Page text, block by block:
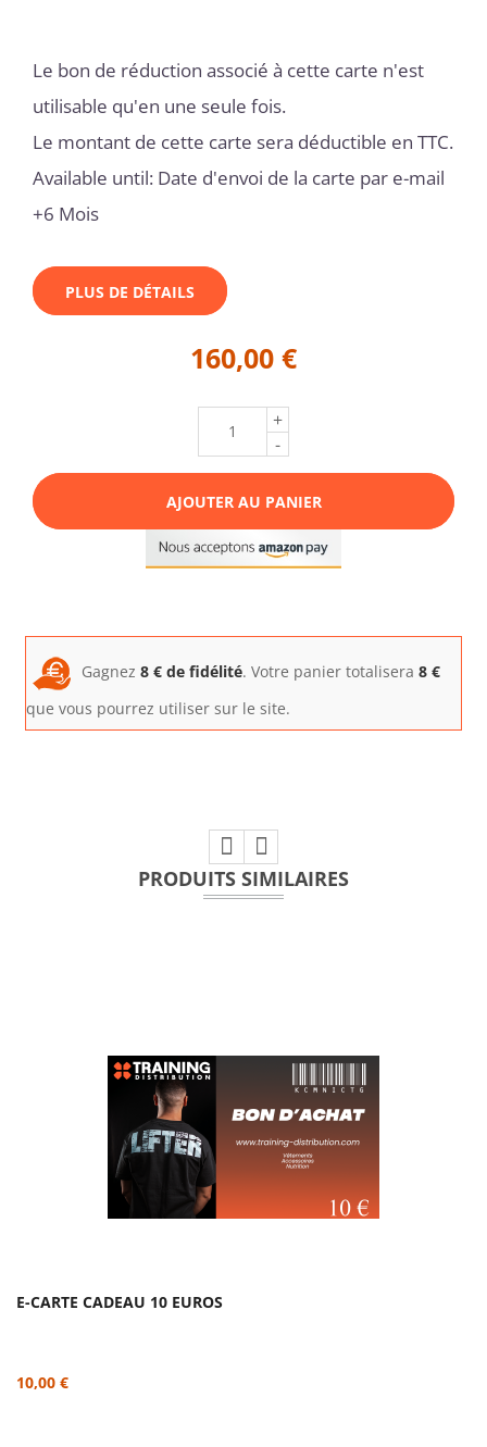
Le bon de réduction associé à cette carte n'est
utilisable qu'en une seule fois.
Le montant de cette carte sera déductible en TTC.
Available until: Date d'envoi de la carte par e-mail
+6 Mois
PLUS DE DÉTAILS
160,00 €
+
-
AJOUTER AU PANIER
Gagnez 8 € de fidélité. Votre panier totalisera 8 €
que vous pourrez utiliser sur le site.
PRODUITS SIMILAIRES
E-CARTE CADEAU 10 EUROS
10,00 €